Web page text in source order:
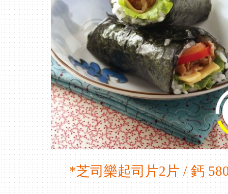
*芝司樂起司片2片 / 鈣